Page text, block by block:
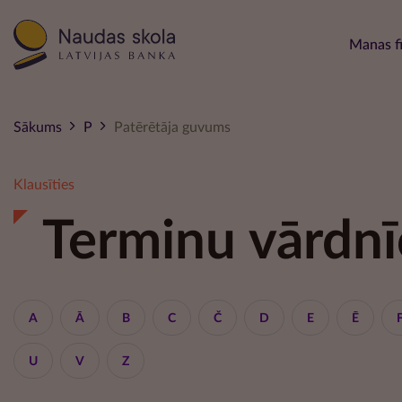
Main
Manas
Sākums P Patērētāja guvums
Klausīties
Terminu
A Ā B C Č D E Ē F
U V Z